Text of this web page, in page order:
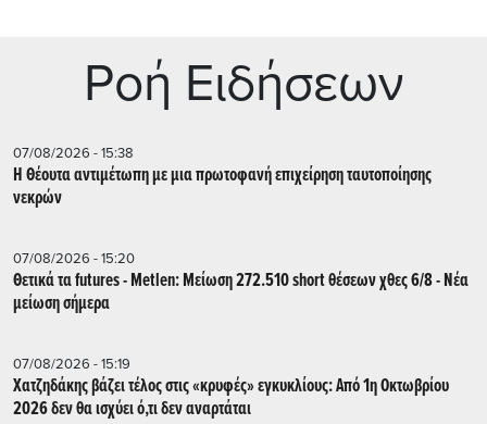
Ρoή Ειδήσεων
07/08/2026 - 15:38
Η Θέουτα αντιμέτωπη με μια πρωτοφανή επιχείρηση ταυτοποίησης
νεκρών
07/08/2026 - 15:20
Θετικά τα futures - Metlen: Μείωση 272.510 short θέσεων χθες 6/8 - Νέα
μείωση σήμερα
07/08/2026 - 15:19
Χατζηδάκης βάζει τέλος στις «κρυφές» εγκυκλίους: Από 1η Οκτωβρίου
2026 δεν θα ισχύει ό,τι δεν αναρτάται